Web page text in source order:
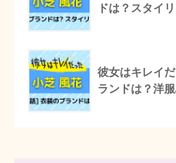
ドは？スタイ
彼女はキレイ
ランドは？洋